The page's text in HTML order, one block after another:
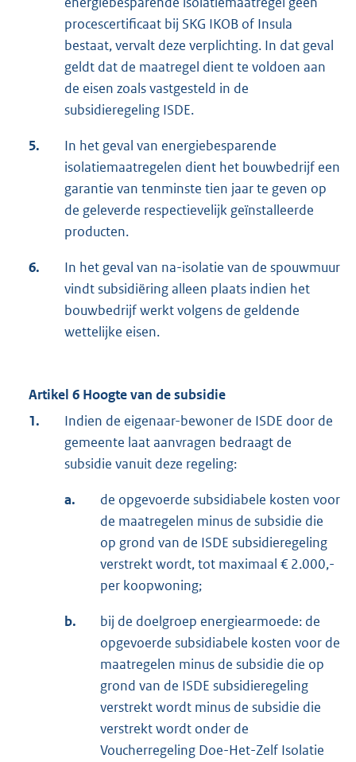
procescertificaat bij SKG IKOB of Insula
bestaat, vervalt deze verplichting. In dat geval
geldt dat de maatregel dient te voldoen aan
de eisen zoals vastgesteld in de
subsidieregeling ISDE.
5.
In het geval van energiebesparende
isolatiemaatregelen dient het bouwbedrijf een
garantie van tenminste tien jaar te geven op
de geleverde respectievelijk geïnstalleerde
producten.
6.
In het geval van na-isolatie van de spouwmuur
vindt subsidiëring alleen plaats indien het
bouwbedrijf werkt volgens de geldende
wettelijke eisen.
Artikel 6 Hoogte van de subsidie
1.
Indien de eigenaar-bewoner de ISDE door de
gemeente laat aanvragen bedraagt de
subsidie vanuit deze regeling:
a.
de opgevoerde subsidiabele kosten voor
de maatregelen minus de subsidie die
op grond van de ISDE subsidieregeling
verstrekt wordt, tot maximaal € 2.000,-
per koopwoning;
b.
bij de doelgroep energiearmoede: de
opgevoerde subsidiabele kosten voor de
maatregelen minus de subsidie die op
grond van de ISDE subsidieregeling
verstrekt wordt minus de subsidie die
verstrekt wordt onder de
Voucherregeling Doe-Het-Zelf Isolatie